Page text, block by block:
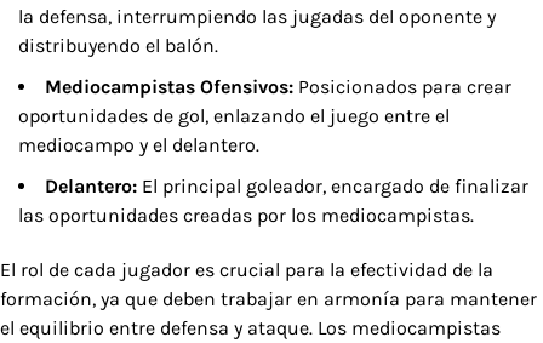
la defensa, interrumpiendo las jugadas del oponente y
distribuyendo el balón.
Mediocampistas Ofensivos: Posicionados para crear
oportunidades de gol, enlazando el juego entre el
mediocampo y el delantero.
Delantero: El principal goleador, encargado de finalizar
las oportunidades creadas por los mediocampistas.
El rol de cada jugador es crucial para la efectividad de la
formación, ya que deben trabajar en armonía para mantener
el equilibrio entre defensa y ataque. Los mediocampistas